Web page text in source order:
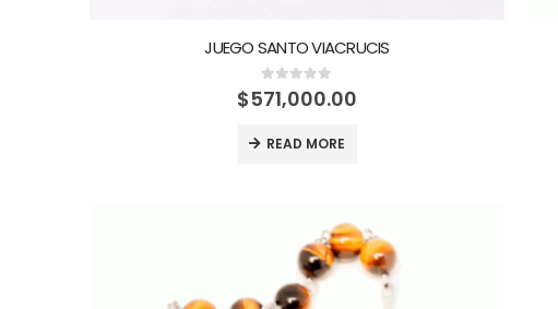
JUEGO SANTO VIACRUCIS
0out of 5
$571,000.00
READ MORE